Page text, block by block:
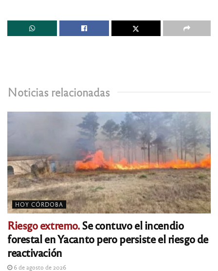
Noticias relacionadas
HOY CÓRDOBA
Riesgo extremo.Se contuvo el incendio
forestal en Yacanto pero persiste el riesgo de
reactivación
6 de agosto de 2026